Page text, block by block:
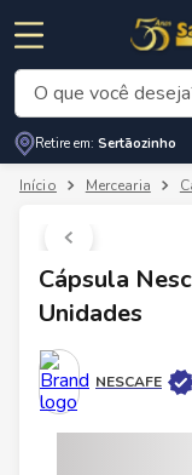
CUPOM DE
O que você deseja?
Retire em: Sertãozinho
Mercearia
Cápsula
Unidades
NESCAFE
Termos mais
cafe
3º
cerveja
5º arroz